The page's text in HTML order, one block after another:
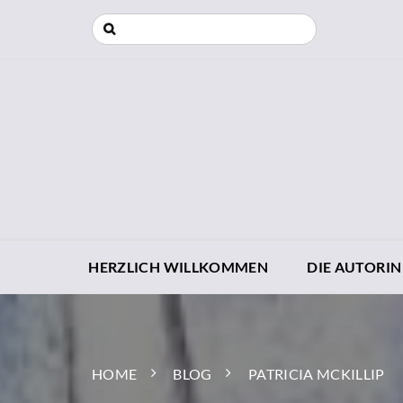
HERZLICH WILLKOMMEN DIE AUTORIN
HOME BLOG PATRICIA MCKILLIP